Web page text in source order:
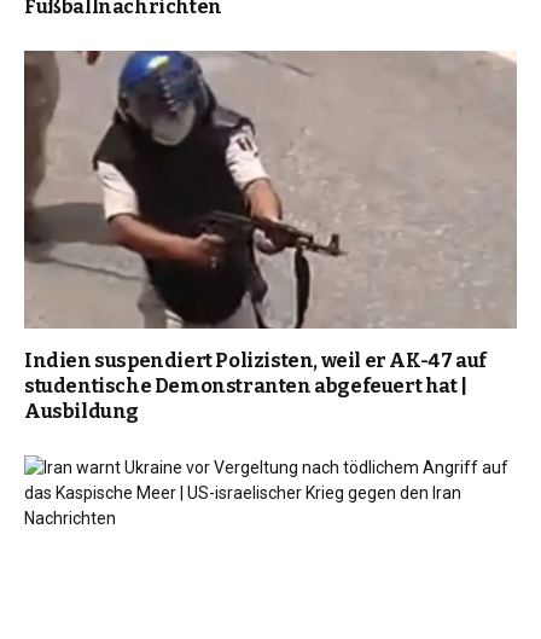
Fußballnachrichten
Indien suspendiert Polizisten, weil er AK-47 auf
studentische Demonstranten abgefeuert hat |
Ausbildung